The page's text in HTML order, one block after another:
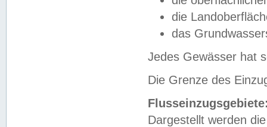
die
das
Jedes Gewässer hat
Die Grenze des
Dargestellt werden